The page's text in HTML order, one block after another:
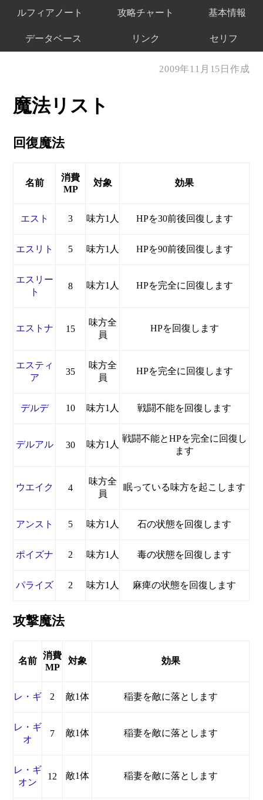
ルフィアノート 攻略チャート 基本情報
データベース リンク セリフ
2009年11月15日作成
魔法リスト
回復魔法
名前
消費
MP
対象 効果
エスト 3 味方1人 HPを30前後回復します
エスリト 5 味方1人 HPを90前後回復します
エスリー
ト
8 味方1人 HPを完全に回復します
エストナ 15
味方全
員
HPを回復します
エスティ
ア
35
味方全
員
HPを完全に回復します
デルデ 10 味方1人 戦闘不能を回復します
デルアル 30 味方1人
戦闘不能とHPを完全に回復し
ます
ウエイク 4
味方全
員
眠っている味方を起こします
アンスト 5 味方1人 石の状態を回復します
ポイズナ 2 味方1人 毒の状態を回復します
パライズ 2 味方1人 麻痺の状態を回復します
攻撃魔法
名前
消費
MP
対象 効果
レ・ギ 2 敵1体 稲妻を敵に落とします
レ・ギ
オ
7 敵1体 稲妻を敵に落とします
レ・ギ
オン
12 敵1体 稲妻を敵に落とします